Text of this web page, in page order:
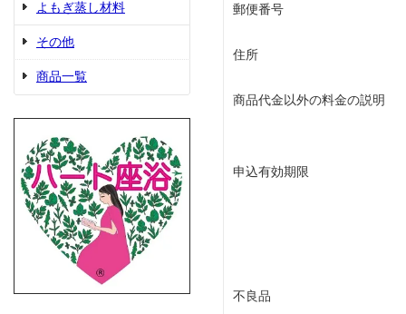
よもぎ蒸し材料
その他
商品一覧
郵便番号
住所
商品代金以外の料金の説明
申込有効期限
不良品